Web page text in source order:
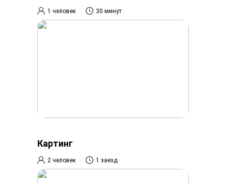
1 человек 30 минут
Картинг
2 человек 1 заезд